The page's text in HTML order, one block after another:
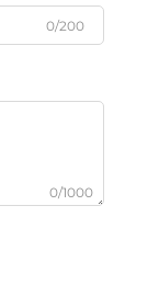
0/200
0/1000